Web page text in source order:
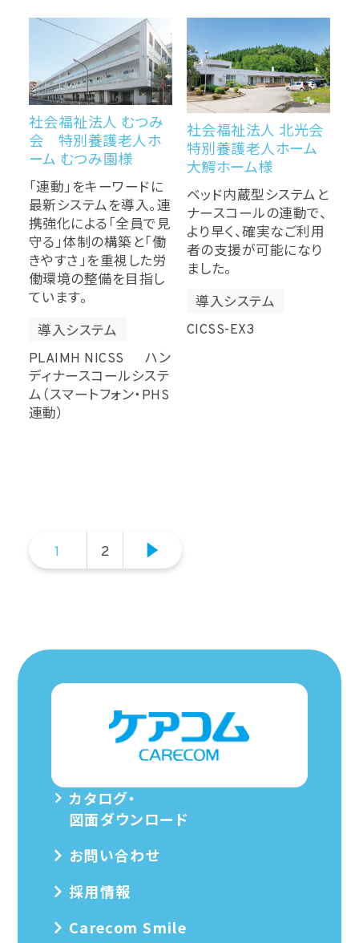
社会福祉法人 むつみ
会 特別養護老人ホ
ーム むつみ園様
「連動」をキーワードに
最新システムを導入。連
携強化による「全員で見
守る」体制の構築と「働
きやすさ」を重視した労
働環境の整備を目指し
ています。
導入システム
PLAIMH NICSS ハン
ディナースコールシステ
ム（スマートフォン・PHS
連動）
社会福祉法人 北光会
特別養護老人ホーム
大鰐ホーム様
ベッド内蔵型システムと
ナースコールの連動で、
より早く、確実なご利用
者の支援が可能になり
ました。
導入システム
CICSS-EX3
1 2
カタログ・
図面ダウンロード
お問い合わせ
採用情報
Carecom Smile